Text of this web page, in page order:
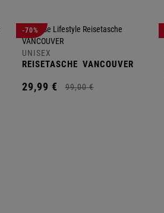
-70%
UNISEX
REISETASCHE VANCOUVER
29,99 € 99,00 €